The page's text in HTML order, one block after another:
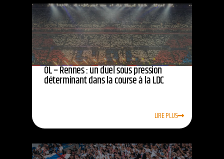
OL – Rennes : un duel sous pression
déterminant dans la course à la LDC
LIRE PLUS